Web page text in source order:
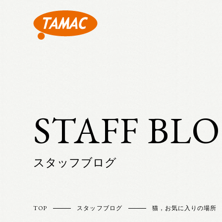
STAFF
スタッフブログ
TOP スタッフブログ 猫，お気に入りの場所